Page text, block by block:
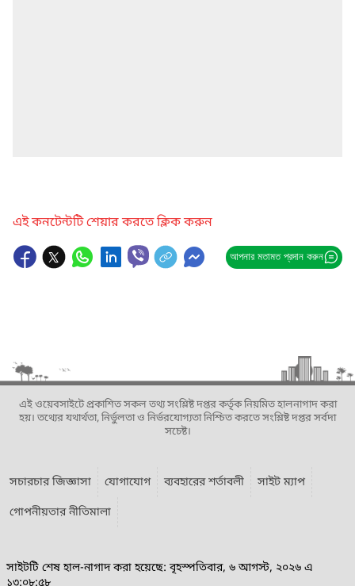
এই কনটেন্টটি শেয়ার করতে ক্লিক করুন
আপনার মতামত প্রদান করুন
এই ওয়েবসাইটে প্রকাশিত সকল তথ্য সংশ্লিষ্ট দপ্তর কর্তৃক নিয়মিত হালনাগাদ করা
হয়। তথ্যের যথার্থতা, নির্ভুলতা ও নির্ভরযোগ্যতা নিশ্চিত করতে সংশ্লিষ্ট দপ্তর সর্বদা
সচেষ্ট।
সচারচার জিজ্ঞাসা যোগাযোগ ব্যবহারের শর্তাবলী
সাইট ম্যাপ
গোপনীয়তার নীতিমালা
সাইটটি শেষ হাল-নাগাদ করা হয়েছে: বৃহস্পতিবার, ৬ আগস্ট, ২০২৬ এ